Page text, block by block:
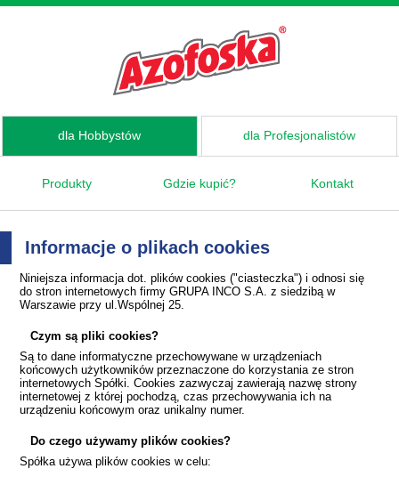
dla Hobbystów dla Profesjonalistów
Produkty Gdzie kupić? Kontakt
Informacje o plikach cookies
Niniejsza informacja dot. plików cookies ("ciasteczka") i odnosi się
do stron internetowych firmy GRUPA INCO S.A. z siedzibą w
Warszawie przy ul.Wspólnej 25.
Czym są pliki cookies?
Są to dane informatyczne przechowywane w urządzeniach
końcowych użytkowników przeznaczone do korzystania ze stron
internetowych Spółki. Cookies zazwyczaj zawierają nazwę strony
internetowej z której pochodzą, czas przechowywania ich na
urządzeniu końcowym oraz unikalny numer.
Do czego używamy plików cookies?
Spółka używa plików cookies w celu: